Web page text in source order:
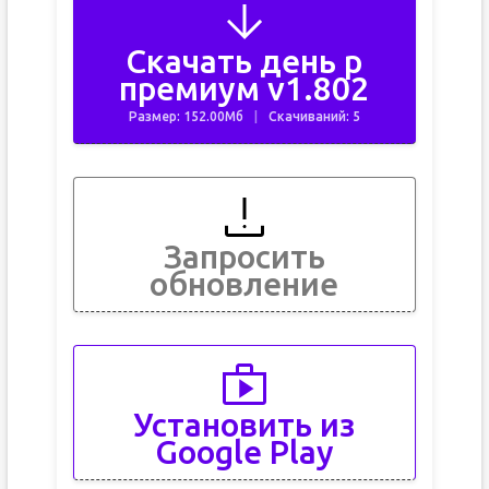
Скачать день р
премиум v1.802
Размер: 152.00Мб Скачиваний: 5
Запросить
обновление
Установить из
Google Play